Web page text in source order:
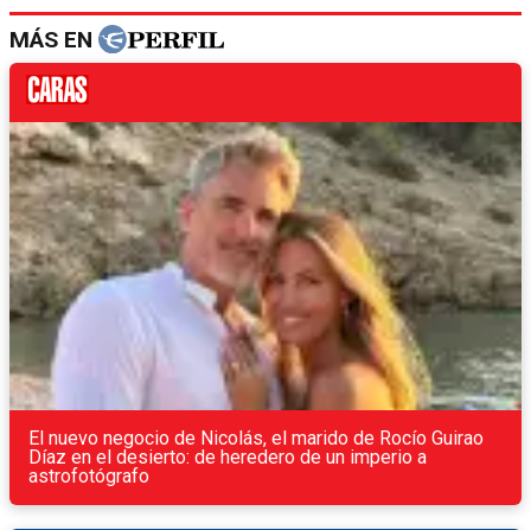
MÁS EN
El nuevo negocio de Nicolás, el marido de Rocío Guirao
Díaz en el desierto: de heredero de un imperio a
astrofotógrafo